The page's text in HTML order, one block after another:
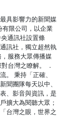
具影響力的新聞媒
有限公司，以企業
通訊社設置條
訊社，獨立超然執
服務大眾傳播媒
台灣之瞭解。 ．
。 秉持「正確、
聞團隊每天以中、
、影音與資訊，是
擴大為閱聽大眾；
台灣之眼，世界之